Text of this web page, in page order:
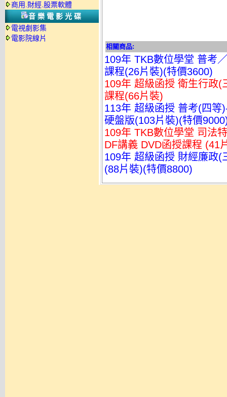
商用.財經.股票軟體
音樂電影光碟
電視劇影集
電影院線片
相關商品:
109年 TKB數位學堂 普考
課程(26片裝)(特價3600)
109年 超級函授 衛生行政(
課程(66片裝)
113年 超級函授 普考(四等
硬盤版(103片裝)(特價
109年 TKB數位學堂 司法
DF講義 DVD函授課程 (41
109年 超級函授 財經廉政(
(88片裝)(特價8800)